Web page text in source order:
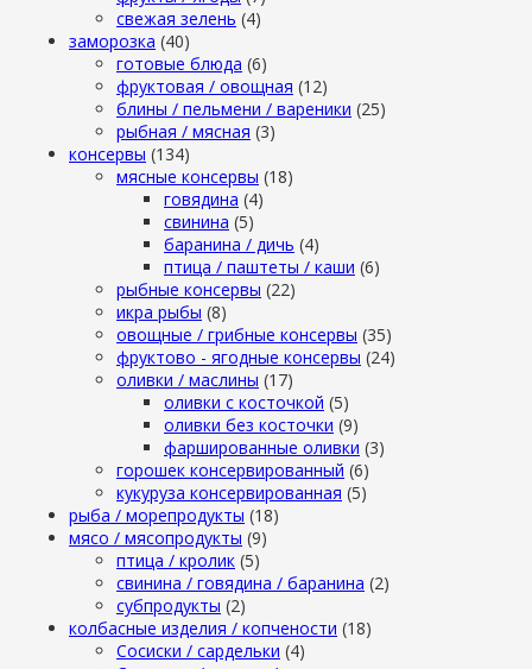
свежая зелень (4)
заморозка (40)
готовые блюда (6)
фруктовая / овощная (12)
блины / пельмени / вареники (25)
рыбная / мясная (3)
консервы (134)
мясные консервы (18)
говядина (4)
свинина (5)
баранина / дичь (4)
птица / паштеты / каши (6)
рыбные консервы (22)
икра рыбы (8)
овощные / грибные консервы (35)
фруктово - ягодные консервы (24)
оливки / маслины (17)
оливки с косточкой (5)
оливки без косточки (9)
фаршированные оливки (3)
горошек консервированный (6)
кукуруза консервированная (5)
рыба / морепродукты (18)
мясо / мясопродукты (9)
птица / кролик (5)
свинина / говядина / баранина (2)
субпродукты (2)
колбасные изделия / копчености (18)
Сосиски / сардельки (4)